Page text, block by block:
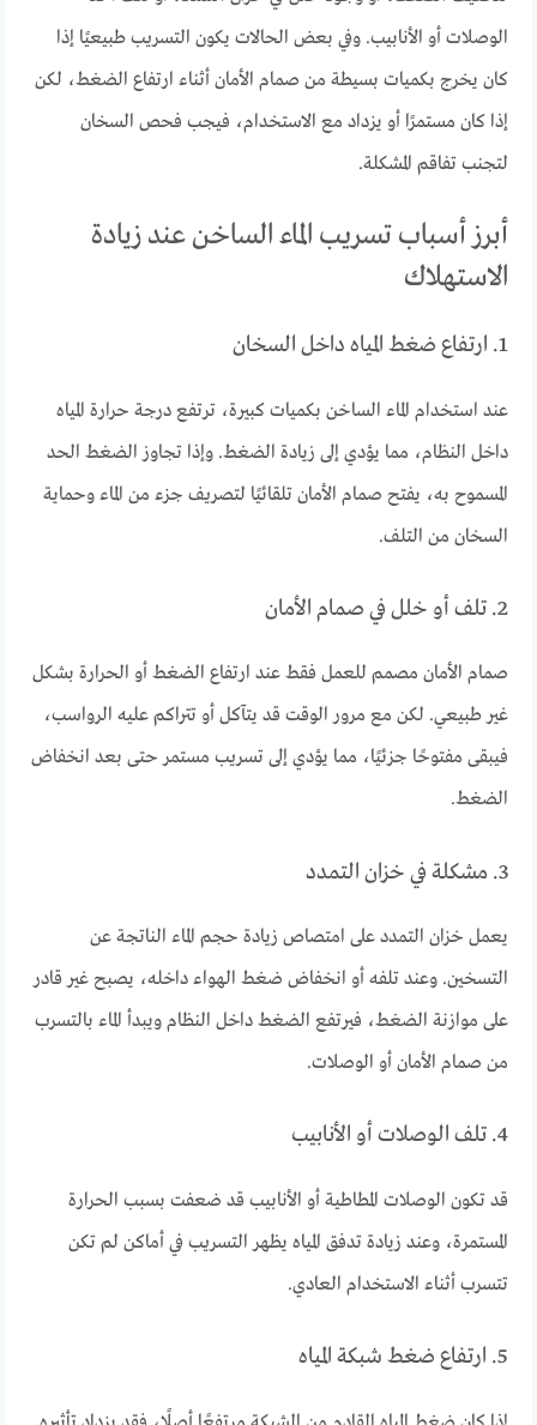
الوصلات أو الأنابيب. وفي بعض الحالات يكون التسريب طبيعيًا إذا
كان يخرج بكميات بسيطة من صمام الأمان أثناء ارتفاع الضغط، لكن
إذا كان مستمرًا أو يزداد مع الاستخدام، فيجب فحص السخان
لتجنب تفاقم المشكلة.
أبرز أسباب تسريب الماء الساخن عند زيادة
الاستهلاك
1. ارتفاع ضغط المياه داخل السخان
عند استخدام الماء الساخن بكميات كبيرة، ترتفع درجة حرارة المياه
داخل النظام، مما يؤدي إلى زيادة الضغط. وإذا تجاوز الضغط الحد
المسموح به، يفتح صمام الأمان تلقائيًا لتصريف جزء من الماء وحماية
السخان من التلف.
2. تلف أو خلل في صمام الأمان
صمام الأمان مصمم للعمل فقط عند ارتفاع الضغط أو الحرارة بشكل
غير طبيعي. لكن مع مرور الوقت قد يتآكل أو تتراكم عليه الرواسب،
فيبقى مفتوحًا جزئيًا، مما يؤدي إلى تسريب مستمر حتى بعد انخفاض
الضغط.
3. مشكلة في خزان التمدد
يعمل خزان التمدد على امتصاص زيادة حجم الماء الناتجة عن
التسخين. وعند تلفه أو انخفاض ضغط الهواء داخله، يصبح غير قادر
على موازنة الضغط، فيرتفع الضغط داخل النظام ويبدأ الماء بالتسرب
من صمام الأمان أو الوصلات.
4. تلف الوصلات أو الأنابيب
قد تكون الوصلات المطاطية أو الأنابيب قد ضعفت بسبب الحرارة
المستمرة، وعند زيادة تدفق المياه يظهر التسريب في أماكن لم تكن
تتسرب أثناء الاستخدام العادي.
5. ارتفاع ضغط شبكة المياه